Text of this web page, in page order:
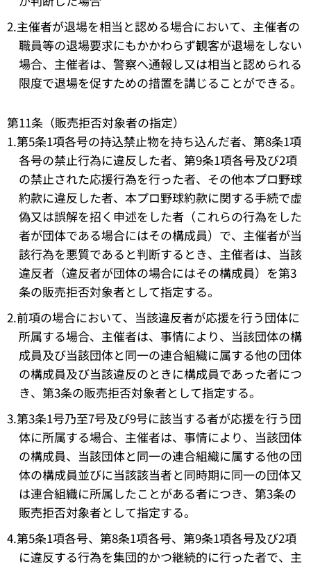
2.主催者が退場を相当と認める場合において、主催者の
職員等の退場要求にもかかわらず観客が退場をしない
場合、主催者は、警察へ通報し又は相当と認められる
限度で退場を促すための措置を講じることができる。
第11条（販売拒否対象者の指定）
1.第5条1項各号の持込禁止物を持ち込んだ者、第8条1項
各号の禁止行為に違反した者、第9条1項各号及び2項
の禁止された応援行為を行った者、その他本プロ野球
約款に違反した者、本プロ野球約款に関する手続で虚
偽又は誤解を招く申述をした者（これらの行為をした
者が団体である場合にはその構成員）で、主催者が当
該行為を悪質であると判断するとき、主催者は、当該
違反者（違反者が団体の場合にはその構成員）を第3
条の販売拒否対象者として指定する。
2.前項の場合において、当該違反者が応援を行う団体に
所属する場合、主催者は、事情により、当該団体の構
成員及び当該団体と同一の連合組織に属する他の団体
の構成員及び当該違反のときに構成員であった者につ
き、第3条の販売拒否対象者として指定する。
3.第3条1号乃至7号及び9号に該当する者が応援を行う団
体に所属する場合、主催者は、事情により、当該団体
の構成員、当該団体と同一の連合組織に属する他の団
体の構成員並びに当該該当者と同時期に同一の団体又
は連合組織に所属したことがある者につき、第3条の
販売拒否対象者として指定する。
4.第5条1項各号、第8条1項各号、第9条1項各号及び2項
に違反する行為を集団的かつ継続的に行った者で、主